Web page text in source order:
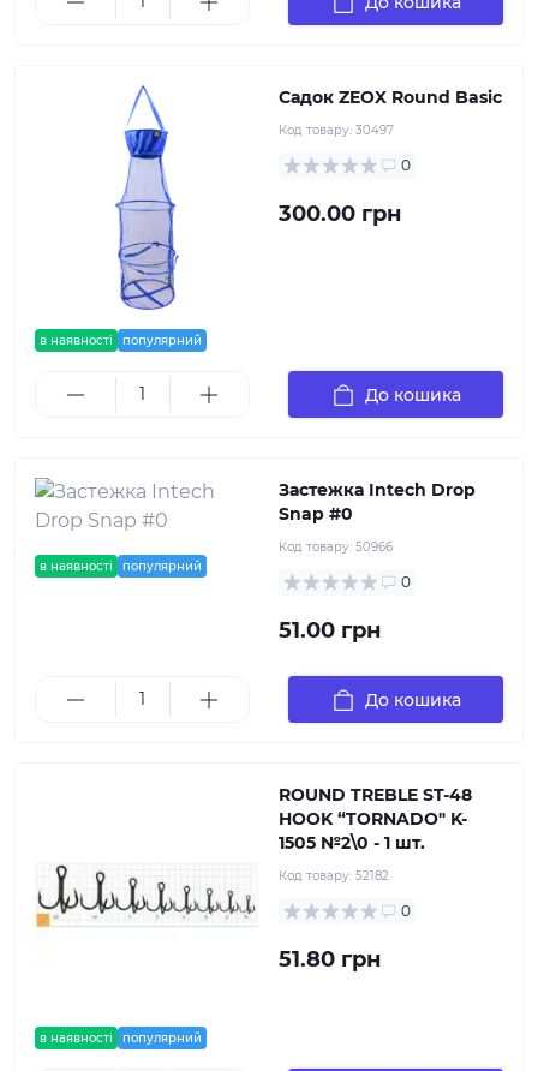
в наявності популярний
Садок ZEOX Round Basic
Код товару: 30497
0
300.00 грн
До кошика
в наявності популярний
Застежка Intech Drop
Snap #0
Код товару: 50966
0
51.00 грн
До кошика
в наявності популярний
ROUND TREBLE ST-48
HOOK “TORNADO" K-
1505 №2\0 - 1 шт.
Код товару: 52182
0
51.80 грн